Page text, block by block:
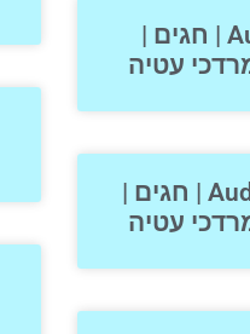
11. שבועות – Audio | חגים |
עטיה
02. ראש השנה – Audio | חגים |
עטיה